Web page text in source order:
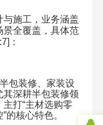
施工，业务涵盖
景全覆盖，具体范
：
包装修、家装设
深耕半包装修领
主打“主材选购零
”的核心特色。